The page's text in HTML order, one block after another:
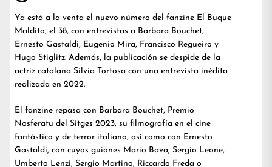
Ya está a la venta el nuevo número del fanzine El Buque
Maldito, el 38, con entrevistas a Barbara Bouchet,
Ernesto Gastaldi, Eugenio Mira, Francisco Regueiro y
Hugo Stiglitz. Además, la publicación se despide de la
actriz catalana Silvia Tortosa con una entrevista inédita
realizada en 2022.
El fanzine repasa con Barbara Bouchet, Premio
Nosferatu del Sitges 2023, su filmografía en el cine
fantástico y de terror italiano, así como con Ernesto
Gastaldi, con cuyos guiones Mario Bava, Sergio Leone,
Umberto Lenzi, Sergio Martino, Riccardo Freda o